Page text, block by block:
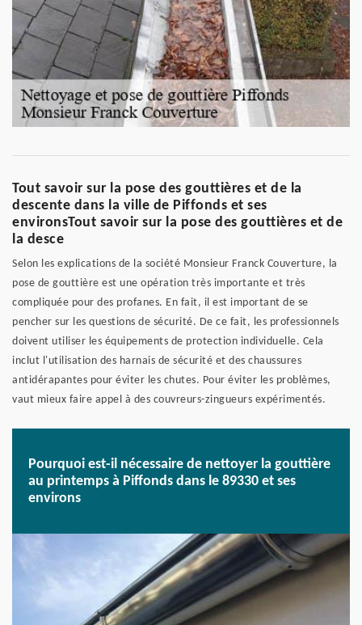
Tout savoir sur la pose des gouttières et de la
descente dans la ville de Piffonds et ses
environsTout savoir sur la pose des gouttières et de
la desce
Selon les explications de la société Monsieur Franck Couverture, la
pose de gouttière est une opération très importante et très
compliquée pour des profanes. En fait, il est important de se
pencher sur les questions de sécurité. De ce fait, les professionnels
doivent utiliser les équipements de protection individuelle. Cela
inclut l'utilisation des harnais de sécurité et des chaussures
antidérapantes pour éviter les chutes. Pour éviter les problèmes,
vaut mieux faire appel à des couvreurs-zingueurs expérimentés.
Pourquoi est-il nécessaire de nettoyer la gouttière
au printemps à Piffonds dans le 89330 et ses
environs